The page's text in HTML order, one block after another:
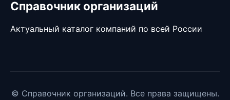
Справочник организаций
Актуальный каталог компаний по всей России
© Справочник организаций. Все права защищены.